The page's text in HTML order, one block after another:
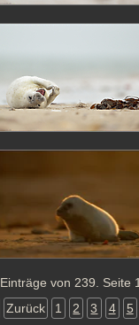
Einträge von 239. Seite
Zurück 1 2 3 4 5